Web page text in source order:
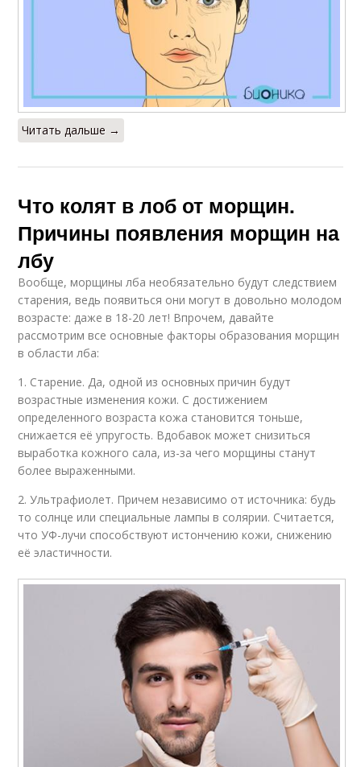
Читать дальше →
Что колят в лоб от морщин.
Причины появления морщин на
лбу
Вообще, морщины лба необязательно будут следствием
старения, ведь появиться они могут в довольно молодом
возрасте: даже в 18-20 лет! Впрочем, давайте
рассмотрим все основные факторы образования морщин
в области лба:
1. Старение. Да, одной из основных причин будут
возрастные изменения кожи. С достижением
определенного возраста кожа становится тоньше,
снижается её упругость. Вдобавок может снизиться
выработка кожного сала, из-за чего морщины станут
более выраженными.
2. Ультрафиолет. Причем независимо от источника: будь
то солнце или специальные лампы в солярии. Считается,
что УФ-лучи способствуют истончению кожи, снижению
её эластичности.